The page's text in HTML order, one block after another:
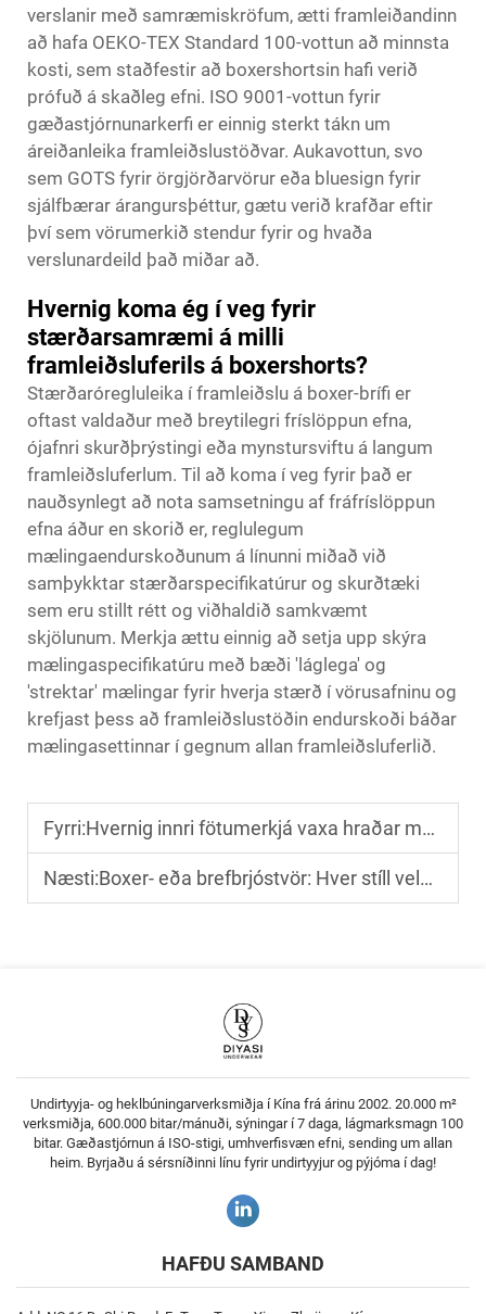
verslanir með samræmiskröfum, ætti framleiðandinn
að hafa OEKO-TEX Standard 100-vottun að minnsta
kosti, sem staðfestir að boxershortsin hafi verið
prófuð á skaðleg efni. ISO 9001-vottun fyrir
gæðastjórnunarkerfi er einnig sterkt tákn um
áreiðanleika framleiðslustöðvar. Aukavottun, svo
sem GOTS fyrir örgjörðarvörur eða bluesign fyrir
sjálfbærar árangursþéttur, gætu verið krafðar eftir
því sem vörumerkið stendur fyrir og hvaða
verslunardeild það miðar að.
Hvernig koma ég í veg fyrir
stærðarsamræmi á milli
framleiðsluferils á boxershorts?
Stærðaróregluleika í framleiðslu á boxer-brífi er
oftast valdaður með breytilegri fríslöppun efna,
ójafnri skurðþrýstingi eða mynstursviftu á langum
framleiðsluferlum. Til að koma í veg fyrir það er
nauðsynlegt að nota samsetningu af fráfríslöppun
efna áður en skorið er, reglulegum
mælingaendurskoðunum á línunni miðað við
samþykktar stærðarspecifikatúrur og skurðtæki
sem eru stillt rétt og viðhaldið samkvæmt
skjölunum. Merkja ættu einnig að setja upp skýra
mælingaspecifikatúru með bæði 'láglega' og
'strektar' mælingar fyrir hverja stærð í vörusafninu og
krefjast þess að framleiðslustöðin endurskoði báðar
mælingasettinnar í gegnum allan framleiðsluferlið.
Fyrri:Hvernig innri fötumerkjá vaxa hraðar með í lóð fyrir handvirka undurföt
Næsti:Boxer- eða brefbrjóstvör: Hver stíll veldur hærri sölu?
Undirtyyja- og heklbúningarverksmiðja í Kína frá árinu 2002. 20.000 m²
verksmiðja, 600.000 bitar/mánuði, sýningar í 7 daga, lágmarksmagn 100
bitar. Gæðastjórnun á ISO-stigi, umhverfisvæn efni, sending um allan
heim. Byrjaðu á sérsníðinni línu fyrir undirtyyjur og pýjóma í dag!
HAFÐU SAMBAND